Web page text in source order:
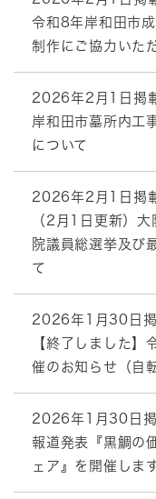
令和8年岸和田市
制作にご協力いた
2026年2月1日掲
岸和田市墓所内工
について
2026年2月1日掲
（2月1日更新）
院議員総選挙及び
て
2026年1月30日
【終了しました
催のお知らせ（自
2026年1月30日
報道発表『黒鯛の
ェア』を開催しま